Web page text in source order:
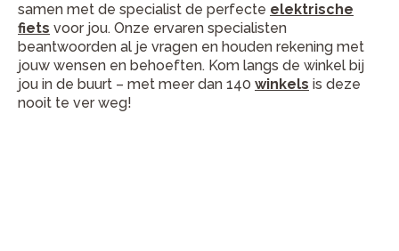
samen met de specialist de perfecte elektrische
fiets voor jou. Onze ervaren specialisten
beantwoorden al je vragen en houden rekening met
jouw wensen en behoeften. Kom langs de winkel bij
jou in de buurt – met meer dan 140 winkels is deze
nooit te ver weg!